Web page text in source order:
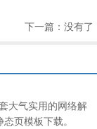
下一篇：没有了
大气实用的网络解
页模板下载。